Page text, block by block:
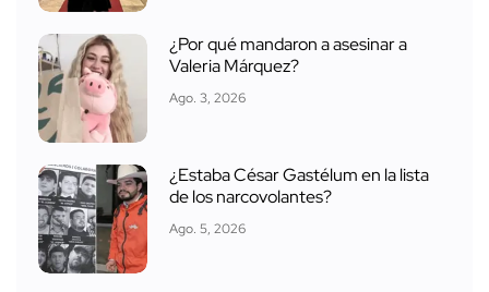
¿Por qué mandaron a asesinar a
Valeria Márquez?
Ago. 3, 2026
¿Estaba César Gastélum en la lista
de los narcovolantes?
Ago. 5, 2026